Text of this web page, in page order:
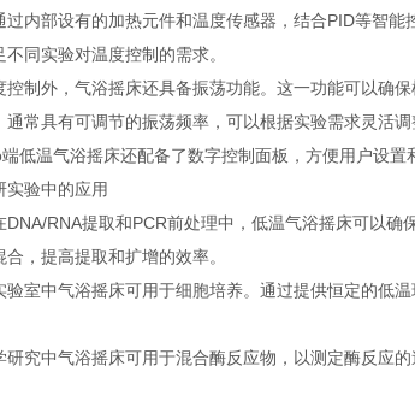
部设有的加热元件和温度传感器，结合PID等智能
同实验对温度控制的需求。
外，气浴摇床还具备振荡功能。这一功能可以确保
具有可调节的振荡频率，可以根据实验需求灵活调
温气浴摇床还配备了数字控制面板，方便用户设置
验中的应用
RNA提取和PCR前处理中，低温气浴摇床可以确
，提高提取和扩增的效率。
中气浴摇床可用于细胞培养。通过提供恒定的低温
中气浴摇床可用于混合酶反应物，以测定酶反应的